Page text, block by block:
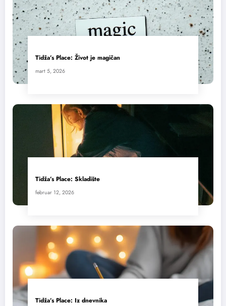
Tidža’s Place: Život je magičan
mart 5, 2026
Tidža’s Place: Skladište
februar 12, 2026
Tidža’s Place: Iz dnevnika